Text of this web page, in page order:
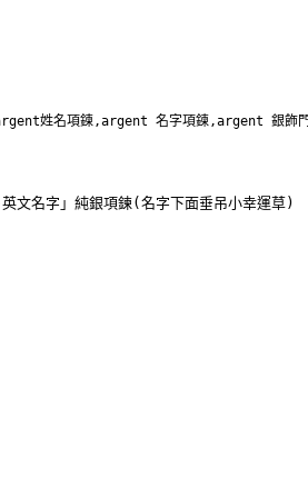
姓名項鍊,argent 名字項鍊,argent 銀
文名字」純銀項鍊(名字下面垂吊小幸運草)